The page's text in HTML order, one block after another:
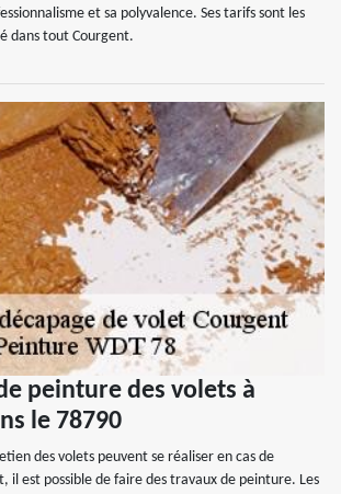
et sa polyvalence. Ses tarifs sont les
dans tout Courgent.
peinture des volets à
le 78790
des volets peuvent se réaliser en cas de
il est possible de faire des travaux de peinture. Les